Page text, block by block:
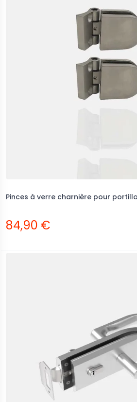
Pinces à verre charnière pour
84,90 €